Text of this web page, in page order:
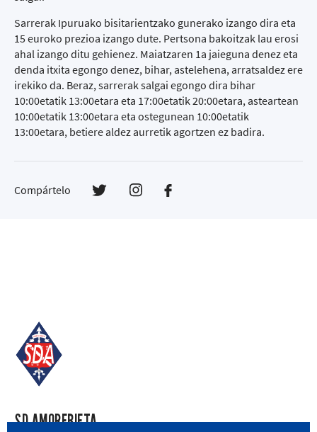
Sarrerak Ipuruako bisitarientzako gunerako izango dira eta
15 euroko prezioa izango dute. Pertsona bakoitzak lau erosi
ahal izango ditu gehienez. Maiatzaren 1a jaieguna denez eta
denda itxita egongo denez, bihar, astelehena, arratsaldez ere
irekiko da. Beraz, sarrerak salgai egongo dira bihar
10:00etatik 13:00etara eta 17:00etatik 20:00etara, asteartean
10:00etatik 13:00etara eta ostegunean 10:00etatik
13:00etara, betiere aldez aurretik agortzen ez badira.
Compártelo
SD AMOREBIETA